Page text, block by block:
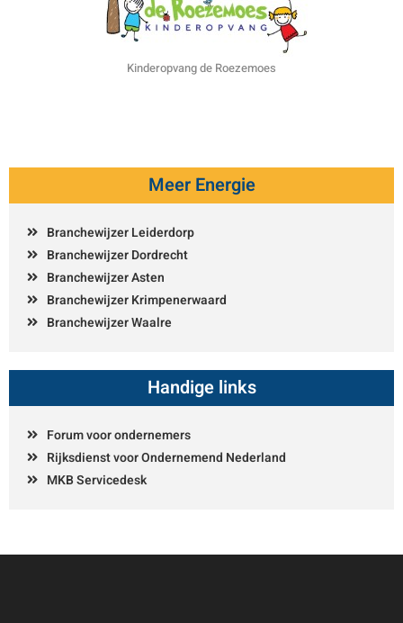
Kinderopvang de Roezemoes
Meer Energie
Branchewijzer Leiderdorp
Branchewijzer Dordrecht
Branchewijzer Asten
Branchewijzer Krimpenerwaard
Branchewijzer Waalre
Handige links
Forum voor ondernemers
Rijksdienst voor Ondernemend Nederland
MKB Servicedesk